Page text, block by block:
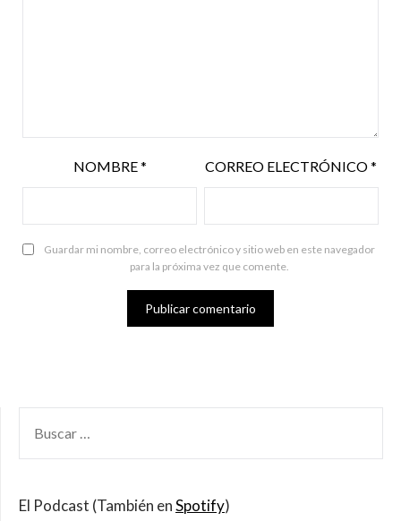
NOMBRE* CORREO ELECTRÓNICO*
Guardar mi nombre, correo electrónico y sitio web en este navegador
para la próxima vez que comente.
POR:
El Podcast (También enSpotify)